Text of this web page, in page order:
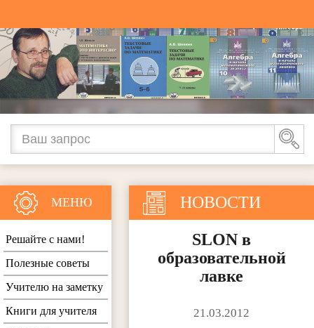
НОВОСТИ
SLON в
образовательной
лавке
21.03.2012
МЕНЮ
Решайте с нами!
Полезные советы
Учителю на заметку
Книги для учителя